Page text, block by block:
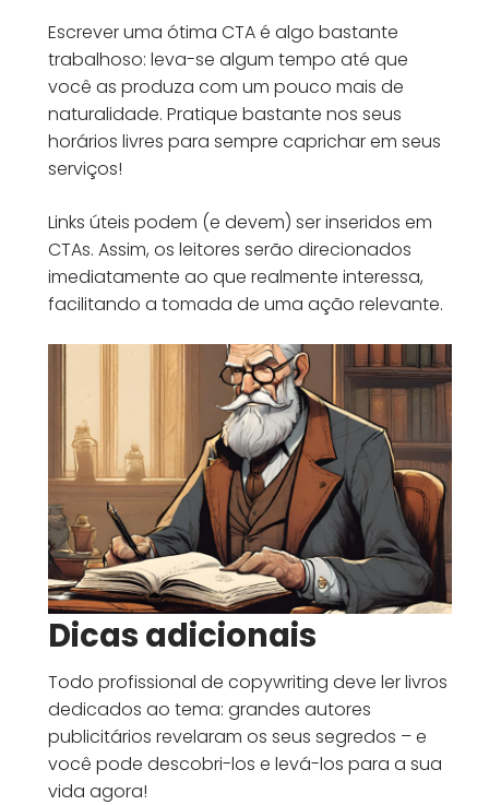
Escrever uma ótima CTA é algo bastante
trabalhoso: leva-se algum tempo até que
você as produza com um pouco mais de
naturalidade. Pratique bastante nos seus
horários livres para sempre caprichar em seus
serviços!
Links úteis podem (e devem) ser inseridos em
CTAs. Assim, os leitores serão direcionados
imediatamente ao que realmente interessa,
facilitando a tomada de uma ação relevante.
Dicas adicionais
Todo profissional de copywriting deve ler livros
dedicados ao tema: grandes autores
publicitários revelaram os seus segredos – e
você pode descobri-los e levá-los para a sua
vida agora!